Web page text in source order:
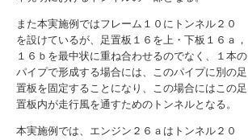
また本実施例ではフレーム１０にトンネル２０
を設けているが、足置板１６を上・下板１６ａ，
１６ｂを最中状に重ね合わせるのでなく、１本の
パイプで形成する場合には、このパイプに別の足
置板を固定することになり、この場合にはこの足
置板内が走行風を通すためのトンネルとなる。
本実施例では、エンジン２６ａはトンネル２０